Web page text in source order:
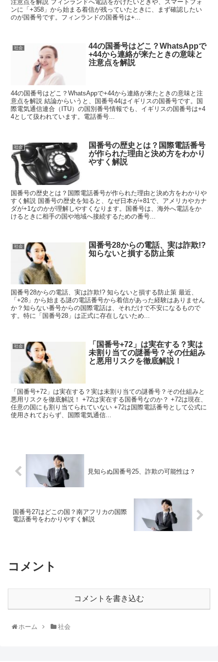
注意点を解説 フィンランドへ電話をかけたいときや、スマートフォ
ンに「+358」から始まる着信が残っていたときに、まず確認したい
のが国番号です。フィンランドの国番号は+...
社会
44の国番号はどこ？WhatsAppで
+44から連絡が来たときの意味と
注意点を解説
44の国番号はどこ？WhatsAppで+44から連絡が来たときの意味と注
意点を解説 結論からいうと、国番号44はイギリスの国番号です。国
際電気通信連合（ITU）の国別番号情報でも、イギリスの国番号は+4
4として扱われています。電話番号...
社会
国番号の歴史とは？国際電話番号
が作られた理由と決め方をわかり
やすく解説
国番号の歴史とは？国際電話番号が作られた理由と決め方をわかりや
すく解説 国番号の歴史を知ると、なぜ日本が+81で、アメリカやカナ
ダが+1なのかが理解しやすくなります。国番号は、海外へ電話をか
けるときに相手の国や地域へ接続するための番号...
社会
国番号28からの電話、実は詐欺!?
知らないと損する防止策
国番号28からの電話、実は詐欺!? 知らないと損する防止策 最近、
「+28」から始まる謎の電話番号から着信があった経験はありません
か？知らない番号からの国際電話は、それだけで不安になるもので
す。特に「国番号28」は正式に存在しないため...
社会
「国番号+72」は実在する？実は
未割り当ての謎番号？その仕組み
と悪用リスクを徹底解説！
「国番号+72」は実在する？実は未割り当ての謎番号？その仕組みと
悪用リスクを徹底解説！ +72は実在する国番号なのか？ +72は現在、
任意の国にも割り当てられていない +72は国際電話番号として公式に
使用されておらず、国際電気通信...
見知らぬ国番号25、詐欺の可能性は？
国番号27はどこの国？南アフリカの国際
電話番号をわかりやすく解説
コメント
コメントを書き込む
ホーム 社会